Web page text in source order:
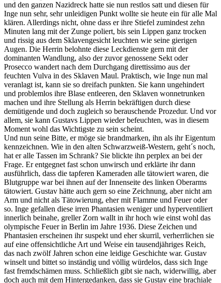
und den ganzen Nazidreck hatte sie nun restlos satt und diesen für
Inge nun sehr, sehr unleidigen Punkt wollte sie heute ein für alle Mal
klären. Allerdings nicht, ohne dass er ihre Stiefel zumindest zehn
Minuten lang mit der Zunge poliert, bis sein Lippen ganz trocken
und rissig aus dem Sklavengesicht leuchten wie seine gierigen
Augen. Die Herrin belohnte diese Leckdienste gern mit der
dominanten Wandlung, also der zuvor genossene Sekt oder
Prosecco wandert nach dem Durchgang direttissimo aus der
feuchten Vulva in des Sklaven Maul. Praktisch, wie Inge nun mal
veranlagt ist, kann sie so dreifach punkten. Sie kann ungehindert
und problemlos ihre Blase entleeren, den Sklaven wonnetrunken
machen und ihre Stellung als Herrin bekräftigen durch diese
demütigende und doch zugleich so berauschende Prozedur. Und vor
allem, sie kann Gustavs Lippen wieder befeuchten, was in diesem
Moment wohl das Wichtigste zu sein scheint.
Und nun seine Bitte, er möge sie brandmarken, ihn als ihr Eigentum
kennzeichnen. Wie in den alten Schwarzweiß-Western, geht´s noch,
hat er alle Tassen im Schrank? Sie blickte ihn perplex an bei der
Frage. Er entgegnet fast schon unwirsch und erklärte ihr dann
ausführlich, dass die tapferen Kameraden alle tätowiert waren, die
Blutgruppe war bei ihnen auf der Innenseite des linken Oberarms
tätowiert. Gustav hätte auch gern so eine Zeichnung, aber nicht am
Arm und nicht als Tätowierung, eher mit Flamme und Feuer oder
so. Inge gefallen diese irren Phantasien weniger und hyperventiliert
innerlich beinahe, greller Zorn wallt in ihr hoch wie einst wohl das
olympische Feuer in Berlin im Jahre 1936. Diese Zeichen und
Phantasien erscheinen ihr suspekt und eher skurril, verherrlichen sie
auf eine offensichtliche Art und Weise ein tausendjähriges Reich,
das nach zwölf Jahren schon eine leidige Geschichte war. Gustav
winselt und bittet so inständig und völlig würdelos, dass sich Inge
fast fremdschämen muss. Schließlich gibt sie nach, widerwillig, aber
doch auch mit dem Hintergedanken, dass sie Gustav eine brachiale